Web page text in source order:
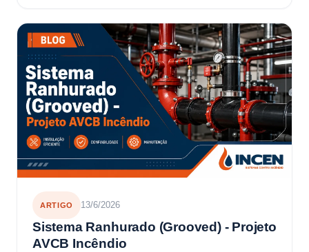
ARTIGO 13/6/2026
Sistema Ranhurado (Grooved) - Projeto
AVCB Incêndio